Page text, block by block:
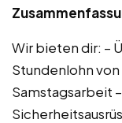
Wir bieten dir: –
Stundenlohn von
Samstagsarbeit